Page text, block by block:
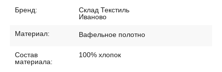
Бренд:
Склад Текстиль
Иваново
Материал: Вафельное полотно
Состав
материала:
100% хлопок